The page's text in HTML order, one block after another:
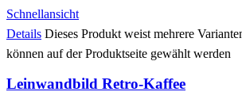
Schnellansicht
Details Dieses Produkt weist mehrere
können auf der Produktseite gewählt werden
Leinwandbild Retro-Kaffee